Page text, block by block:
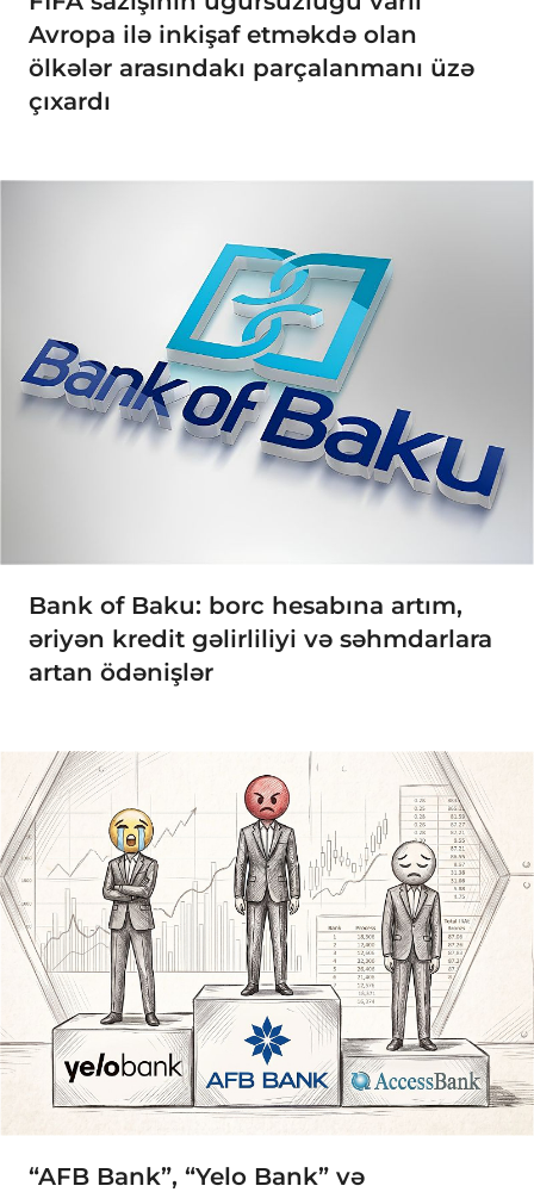
Avropa ilə inkişaf etməkdə olan
ölkələr arasındakı parçalanmanı üzə
çıxardı
Bank of Baku: borc hesabına artım,
əriyən kredit gəlirliliyi və səhmdarlara
artan ödənişlər
“AFB Bank”, “Yelo Bank” və